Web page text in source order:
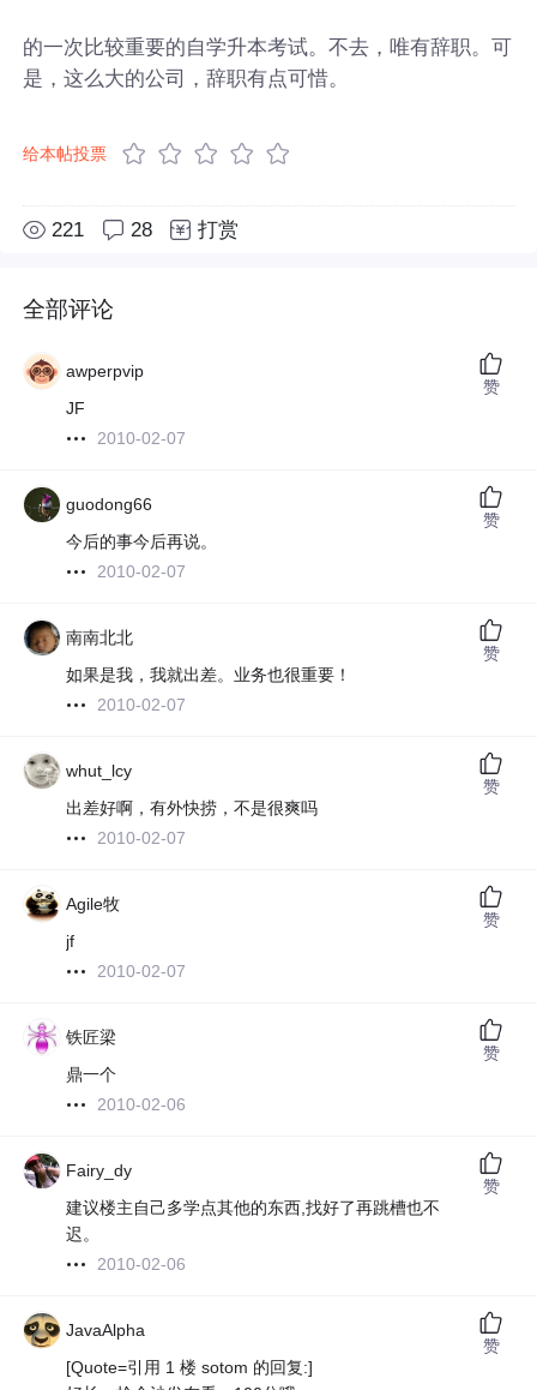
的一次比较重要的自学升本考试。不去，唯有辞职。可
是，这么大的公司，辞职有点可惜。
给本帖投票
221 28 打赏
全部评论
awperpvip
JF
2010-02-07
赞
guodong66
今后的事今后再说。
2010-02-07
赞
南南北北
如果是我，我就出差。业务也很重要！
2010-02-07
赞
whut_lcy
出差好啊，有外快捞，不是很爽吗
2010-02-07
赞
Agile牧
jf
2010-02-07
赞
铁匠梁
鼎一个
2010-02-06
赞
Fairy_dy
建议楼主自己多学点其他的东西,找好了再跳槽也不
迟。
2010-02-06
赞
JavaAlpha
[Quote=引用 1 楼 sotom 的回复:]
赞